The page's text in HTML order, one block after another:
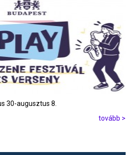
30-augusztus 8.
tovább >